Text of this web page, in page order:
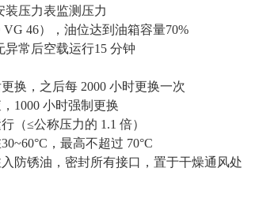
装压力表监测压力
46），油位达到油箱容量70%
常后空载运行15 分钟
换，之后每 2000 小时更换一次
1000 小时强制更换
（≤公称压力的 1.1 倍）
，最高不超过 70°C
防锈油，密封所有接口，置于干燥通风处